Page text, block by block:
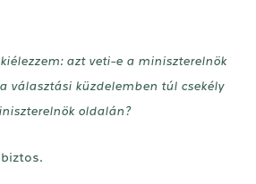
azt veti-e a miniszterelnök
választási küzdelemben túl csekély
oldalán?